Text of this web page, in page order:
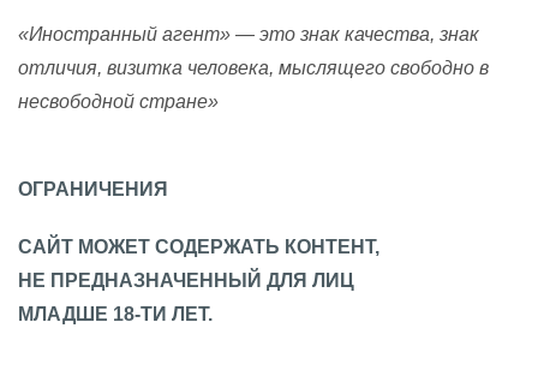
«Иностранный агент» — это знак качества, знак
отличия, визитка человека, мыслящего свободно в
несвободной стране»
ОГРАНИЧЕНИЯ
САЙТ МОЖЕТ СОДЕРЖАТЬ КОНТЕНТ,
НЕ ПРЕДНАЗНАЧЕННЫЙ ДЛЯ ЛИЦ
МЛАДШЕ 18-ТИ ЛЕТ.